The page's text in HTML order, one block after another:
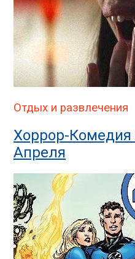
Отдых и развлечения
Хоррор-Комедия
Апреля